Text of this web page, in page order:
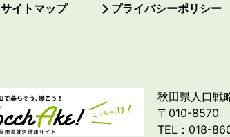
サイトマップ プライバシーポリシー
秋田県人口戦
〒010-8570
TEL：018-